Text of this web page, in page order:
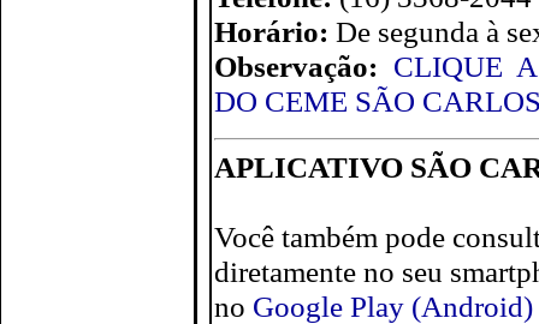
Horário: De segunda à
Observação: CLIQUE
DO CEME SÃO
APLICATIVO SÃO
Você também pode
diretamente no seu
no Google Play (Android)